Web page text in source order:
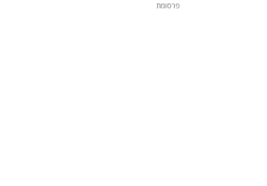
פרסומת